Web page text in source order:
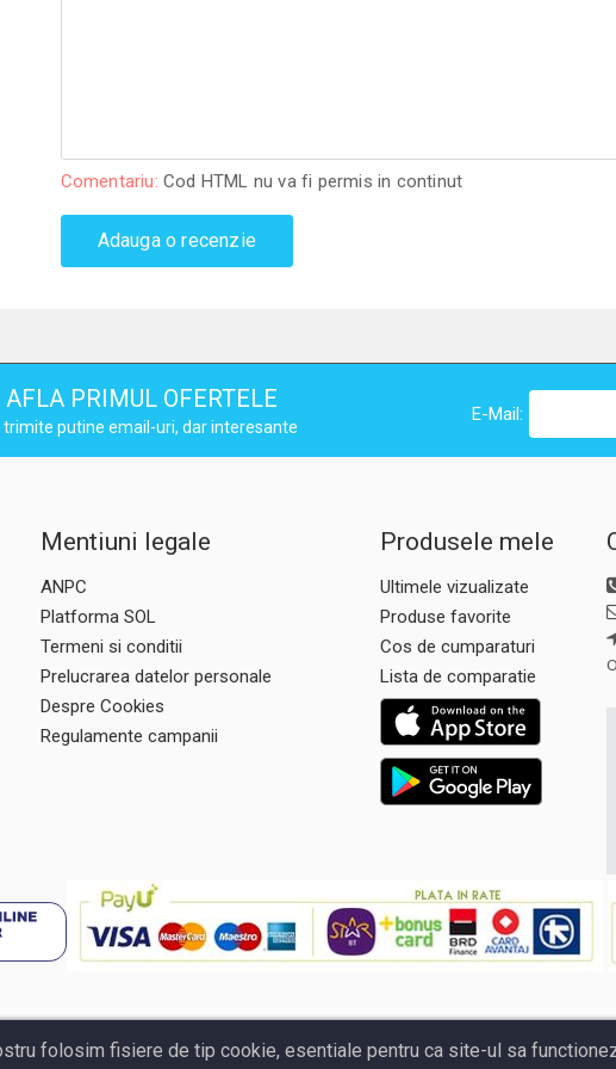
Comentariu: Cod HTML nu va fi permis in continut
Adauga o recenzie
AFLA PRIMUL OFERTELE
trimite putine email-uri, dar interesante
E-Mail:
Mentiuni legale
ANPC
Platforma SOL
Termeni si conditii
Prelucrarea datelor personale
Despre Cookies
Regulamente campanii
Produsele mele
Ultimele vizualizate
Produse favorite
Cos de cumparaturi
Lista de comparatie
folosim fisiere de tip cookie, esentiale pentru ca site-ul sa